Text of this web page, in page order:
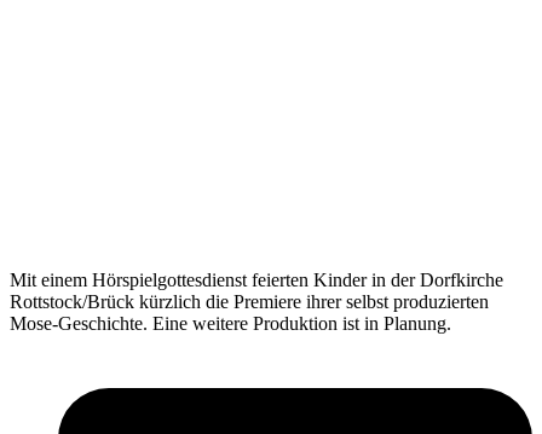
Mit einem Hörspielgottesdienst feierten Kinder in der Dorfkirche
Rottstock/Brück kürzlich die Premiere ihrer selbst produzierten
Mose-Geschichte. ­Eine weitere Produktion ist in Planung.